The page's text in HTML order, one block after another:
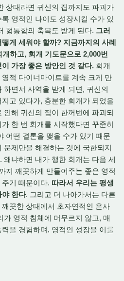
상태라면 귀신의 집까지도 파괴가
영적인 나이도 성장시킬 수가 있
형통함의 축복도 받게 된다. 그러
게 세워야 할까? 지금까지의 사례
하고, 회개 기도문으로 2,000번
가장 좋은 방안인 것 같다. 회개
적 다이너마이트를 계속 크게 만
하면서 사역을 받게 되면, 귀신의
고 있다가, 충분한 회개가 되었을
인해 귀신의 집이 한꺼번에 파괴되
한 번 회개를 시작했다면 꾸준히
어떤 결론을 맺을 수가 있기 때문
문제만을 해결하는 것에 국한되지
왜냐하면 내가 행한 회개는 다음 세
지 깨끗하게 만들어주는 좋은 영적
기 때문이다. 따라서 우리는 평생
야 한다. 그리고 더 나아가서는 다른
끗한 상태에서 초자연적인 은사
가 영적 침체에 머무르지 않고, 매
을 경험하며, 영적인 성장을 이룰